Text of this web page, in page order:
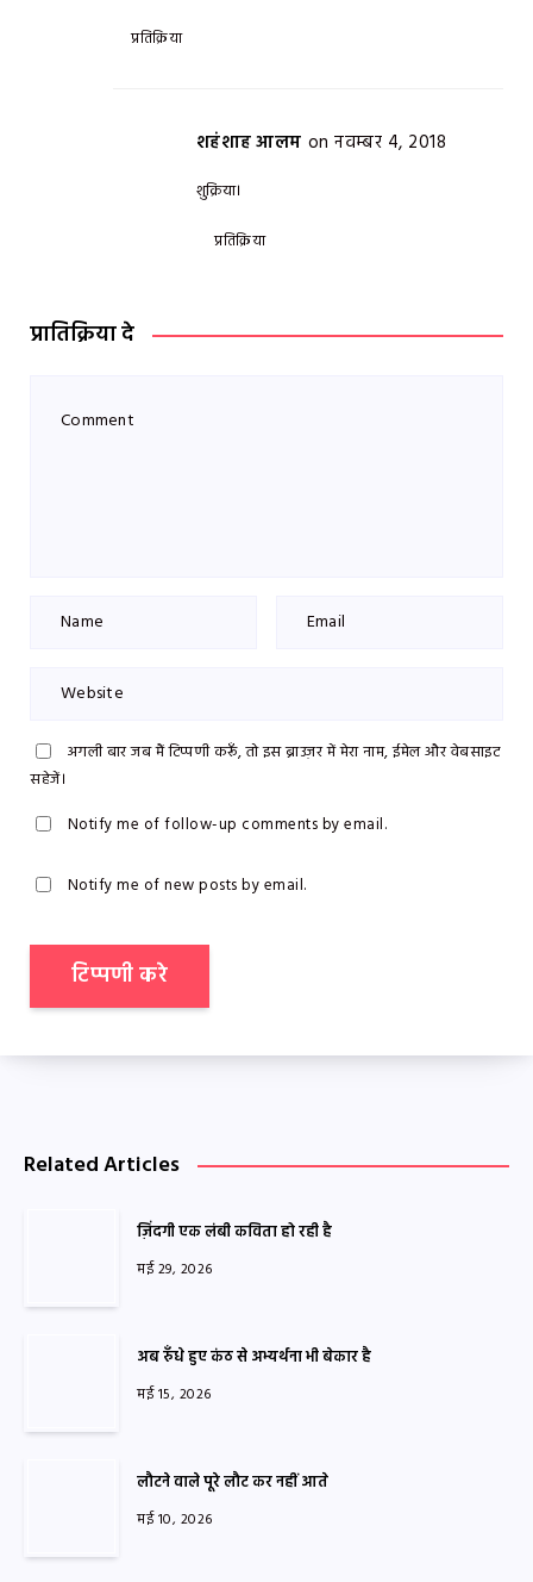
प्रतिक्रिया
शहंशाह आलम on नवम्बर 4, 2018
शुक्रिया।
प्रतिक्रिया
प्रातिक्रिया दे
अगली बार जब मैं टिप्पणी करूँ, तो इस ब्राउज़र में मेरा नाम, ईमेल और वेबसाइट
सहेजें।
Notify me of follow-up comments by email.
Notify me of new posts by email.
Related Articles
ज़िंदगी एक लंबी कविता हो रही है
मई 29, 2026
अब रुँधे हुए कंठ से अभ्यर्थना भी बेकार है
मई 15, 2026
लौटने वाले पूरे लौट कर नहीं आते
मई 10, 2026